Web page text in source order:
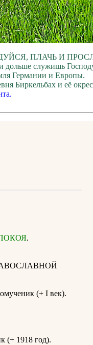
ПЛАЧЬ И
дольше служишь
Германии и Европы.
Биркельбах и её
.
(+ I век).
(+ 1918 год).